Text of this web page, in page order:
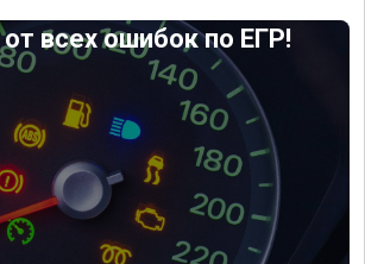
всех ошибок по ЕГР!